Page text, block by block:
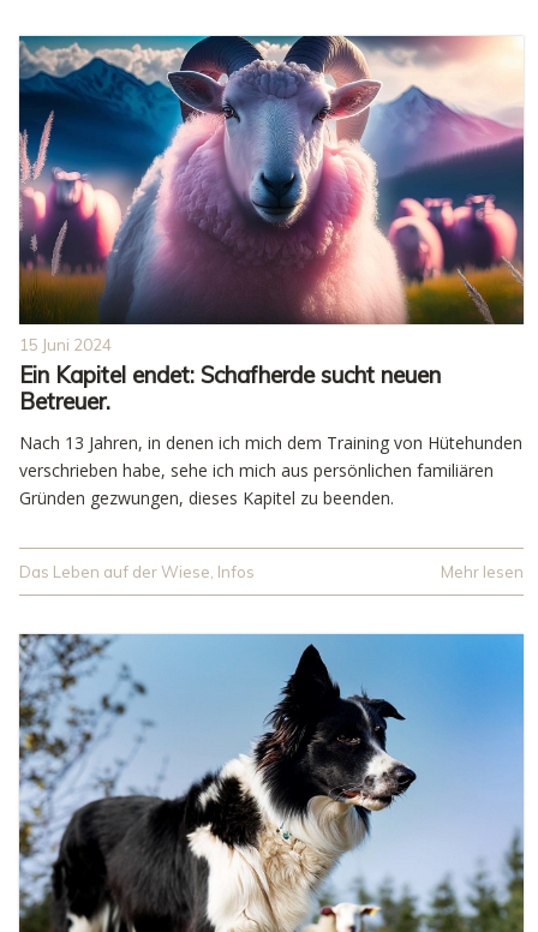
15 Juni 2024
Ein Kapitel endet: Schafherde sucht neuen
Betreuer.
Nach 13 Jahren, in denen ich mich dem Training von Hütehunden
verschrieben habe, sehe ich mich aus persönlichen familiären
Gründen gezwungen, dieses Kapitel zu beenden.
Das Leben auf der Wiese, Infos Mehr lesen